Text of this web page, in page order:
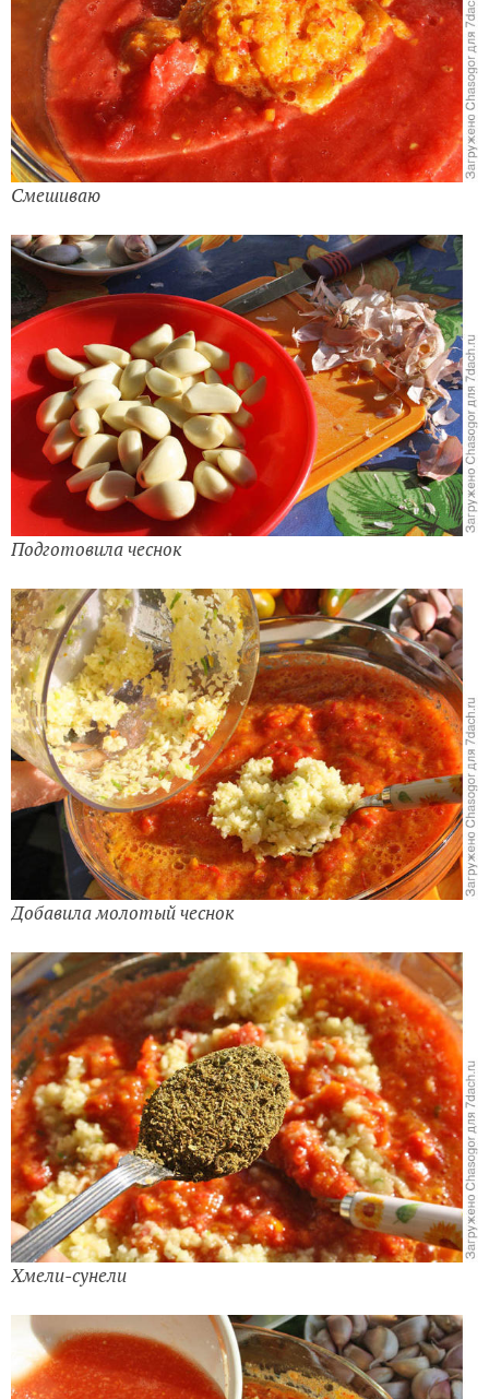
Смешиваю
Подготовила чеснок
Добавила молотый чеснок
Хмели-сунели